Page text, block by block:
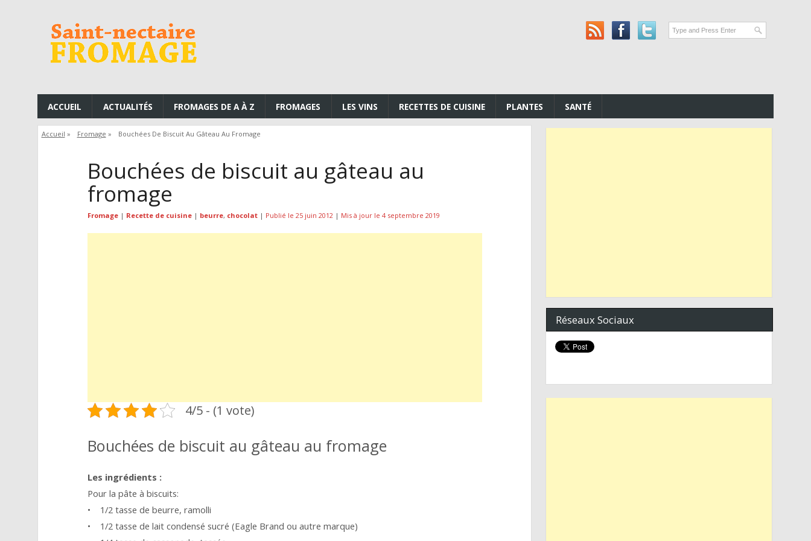
ACCUEIL ACTUALITÉS FROMAGES DE A À Z FROMAGES LES VINS RECETTES DE CUISINE PLANTES SANTÉ
Accueil » Fromage » Bouchées De Biscuit Au Gâteau Au Fromage
Bouchées de biscuit au gâteau au
fromage
Fromage| Recette de cuisine| beurre, chocolat| Publié le 25 juin 2012 | Mis à jour le 4 septembre 2019
4/5 - (1 vote)
Bouchées de biscuit au gâteau au fromage
Les ingrédients :
Pour la pâte à biscuits:
• 1/2 tasse de beurre, ramolli
• 1/2 tasse de lait condensé sucré (Eagle Brand ou autre marque)
Réseaux Sociaux